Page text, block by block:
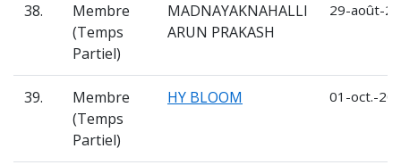
38.
Membre
(Temps
Partiel)
MADNAYAKNAHALLI
ARUN PRAKASH
29-août-
39.
Membre
(Temps
Partiel)
HY BLOOM 01-oct.-